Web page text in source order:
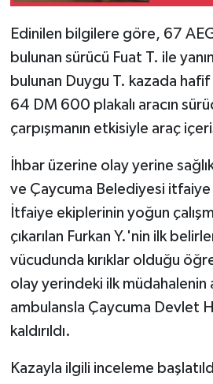
Edinilen bilgilere göre, 67
bulunan sürücü Fuat T. ile
bulunan Duygu T. kazada
64 DM 600 plakalı aracın
çarpışmanın etkisiyle araç
İhbar üzerine olay yerine
ve Çaycuma Belediyesi
İtfaiye ekiplerinin yoğun
çıkarılan Furkan Y.'nin ilk
vücudunda kırıklar olduğu
olay yerindeki ilk müdahalenin
ambulansla Çaycuma Devlet
kaldırıldı.
Kazayla ilgili inceleme